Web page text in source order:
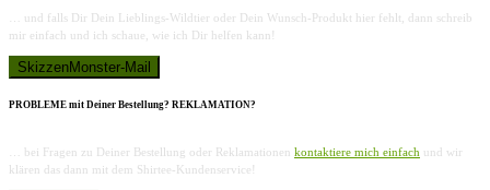
… und falls Dir Dein Lieblings-Wildtier oder Dein Wunsch-Produkt hier fehlt, dann schreib
mir einfach und ich schaue, wie ich Dir helfen kann!
PROBLEME mit Deiner Bestellung? REKLAMATION?
… bei Fragen zu Deiner Bestellung oder Reklamationen kontaktiere mich einfach und wir
klären das dann mit dem Shirtee-Kundenservice!